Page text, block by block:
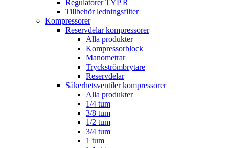
Regulatorer TYP R
Tillbehör ledningsfilter
Kompressorer
Reservdelar kompressorer
Alla produkter
Kompressorblock
Manometrar
Tryckströmbrytare
Reservdelar
Säkerhetsventiler kompressorer
Alla produkter
1/4 tum
3/8 tum
1/2 tum
3/4 tum
1 tum